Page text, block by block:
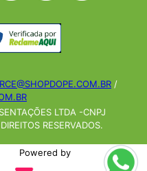
/
LTDA -CNPJ
RESERVADOS.
Powered by